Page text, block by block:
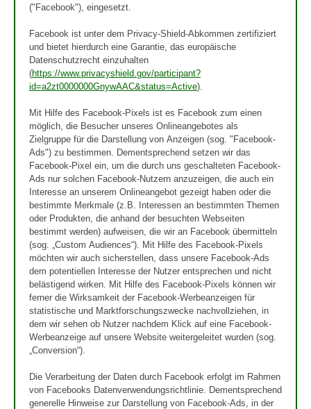
("Facebook"), eingesetzt.
Facebook ist unter dem Privacy-Shield-Abkommen zertifiziert
und bietet hierdurch eine Garantie, das europäische
Datenschutzrecht einzuhalten
(https://www.privacyshield.gov/participant?
id=a2zt0000000GnywAAC&status=Active).
Mit Hilfe des Facebook-Pixels ist es Facebook zum einen
möglich, die Besucher unseres Onlineangebotes als
Zielgruppe für die Darstellung von Anzeigen (sog. "Facebook-
Ads") zu bestimmen. Dementsprechend setzen wir das
Facebook-Pixel ein, um die durch uns geschalteten Facebook-
Ads nur solchen Facebook-Nutzern anzuzeigen, die auch ein
Interesse an unserem Onlineangebot gezeigt haben oder die
bestimmte Merkmale (z.B. Interessen an bestimmten Themen
oder Produkten, die anhand der besuchten Webseiten
bestimmt werden) aufweisen, die wir an Facebook übermitteln
(sog. „Custom Audiences“). Mit Hilfe des Facebook-Pixels
möchten wir auch sicherstellen, dass unsere Facebook-Ads
dem potentiellen Interesse der Nutzer entsprechen und nicht
belästigend wirken. Mit Hilfe des Facebook-Pixels können wir
ferner die Wirksamkeit der Facebook-Werbeanzeigen für
statistische und Marktforschungszwecke nachvollziehen, in
dem wir sehen ob Nutzer nachdem Klick auf eine Facebook-
Werbeanzeige auf unsere Website weitergeleitet wurden (sog.
„Conversion“).
Die Verarbeitung der Daten durch Facebook erfolgt im Rahmen
von Facebooks Datenverwendungsrichtlinie. Dementsprechend
generelle Hinweise zur Darstellung von Facebook-Ads, in der